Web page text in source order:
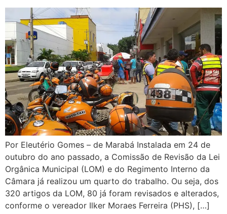
Por Eleutério Gomes – de Marabá Instalada em 24 de
outubro do ano passado, a Comissão de Revisão da Lei
Orgânica Municipal (LOM) e do Regimento Interno da
Câmara já realizou um quarto do trabalho. Ou seja, dos
320 artigos da LOM, 80 já foram revisados e alterados,
conforme o vereador Ilker Moraes Ferreira (PHS), […]